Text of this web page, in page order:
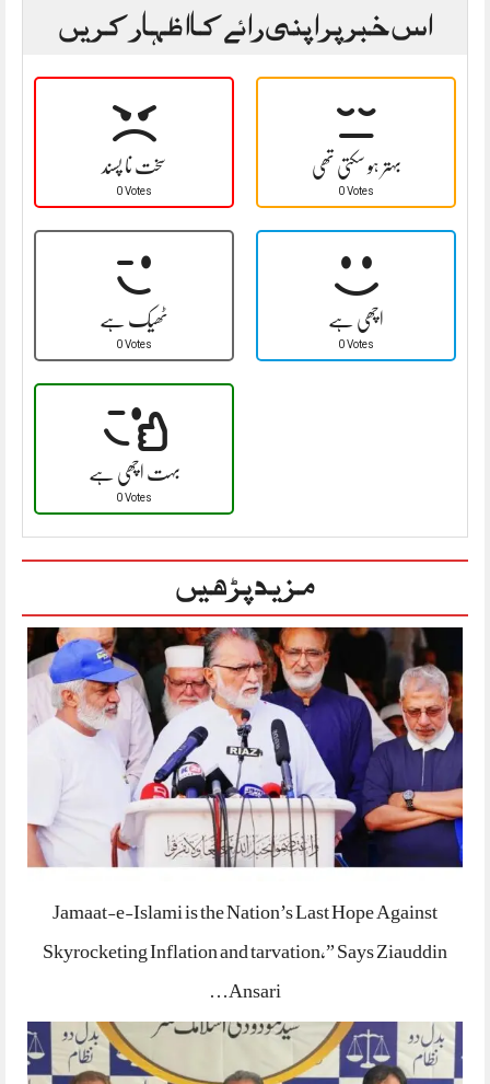
اس خبر پر اپنی رائے کا اظہار کریں
سخت نا پسند
0 Votes
بہتر ہو سکتی تھی
0 Votes
ٹھیک ہے
0 Votes
اچھی ہے
0 Votes
بہت اچھی ہے
0 Votes
مزید پڑھیں
Jamaat-e-Islami is the Nation’s Last Hope Against
Skyrocketing Inflation and tarvation,” Says Ziauddin
Ansari…